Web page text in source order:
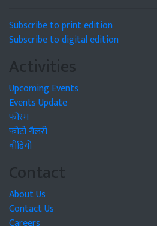
Subscribe to print edition
Subscribe to digital edition
Activities
Upcoming Events
Events Update
फोरम
फोटो गैलरी
वीडियो
Contact
About Us
Contact Us